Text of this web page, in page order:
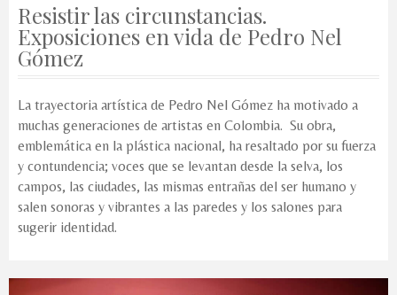
Resistir las circunstancias.
Exposiciones en vida de Pedro Nel
Gómez
La trayectoria artística de Pedro Nel Gómez ha motivado a
muchas generaciones de artistas en Colombia. Su obra,
emblemática en la plástica nacional, ha resaltado por su fuerza
y contundencia; voces que se levantan desde la selva, los
campos, las ciudades, las mismas entrañas del ser humano y
salen sonoras y vibrantes a las paredes y los salones para
sugerir identidad.